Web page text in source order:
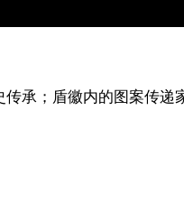
承；盾徽内的图案传